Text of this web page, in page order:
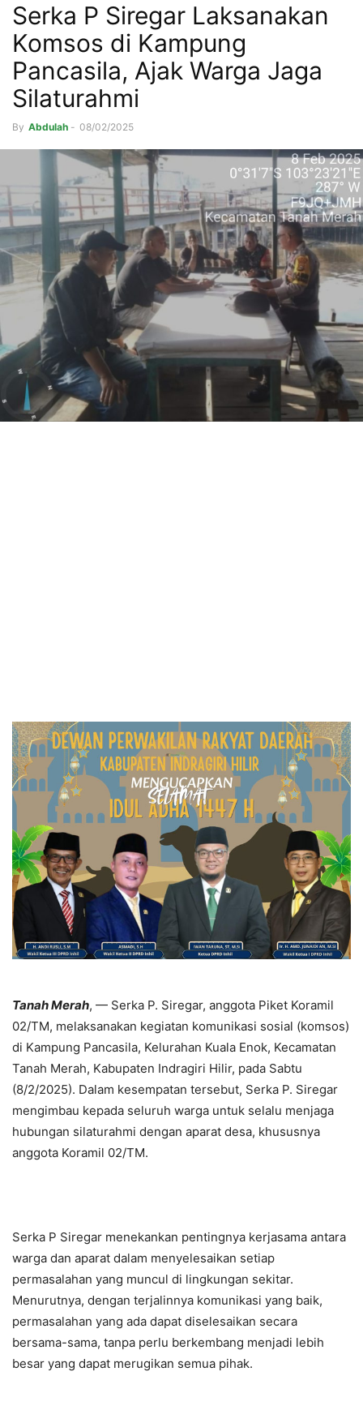
Serka P Siregar Laksanakan
Komsos di Kampung
Pancasila, Ajak Warga Jaga
Silaturahmi
By Abdulah - 08/02/2025
Tanah Merah, — Serka P. Siregar, anggota Piket Koramil
02/TM, melaksanakan kegiatan komunikasi sosial (komsos)
di Kampung Pancasila, Kelurahan Kuala Enok, Kecamatan
Tanah Merah, Kabupaten Indragiri Hilir, pada Sabtu
(8/2/2025). Dalam kesempatan tersebut, Serka P. Siregar
mengimbau kepada seluruh warga untuk selalu menjaga
hubungan silaturahmi dengan aparat desa, khususnya
anggota Koramil 02/TM.
Serka P Siregar menekankan pentingnya kerjasama antara
warga dan aparat dalam menyelesaikan setiap
permasalahan yang muncul di lingkungan sekitar.
Menurutnya, dengan terjalinnya komunikasi yang baik,
permasalahan yang ada dapat diselesaikan secara
bersama-sama, tanpa perlu berkembang menjadi lebih
besar yang dapat merugikan semua pihak.